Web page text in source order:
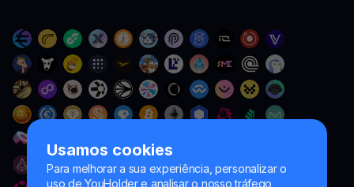
Usamos cookies
Para melhorar a sua experiência, personalizar o
uso de YouHolder e analisar o nosso tráfego,